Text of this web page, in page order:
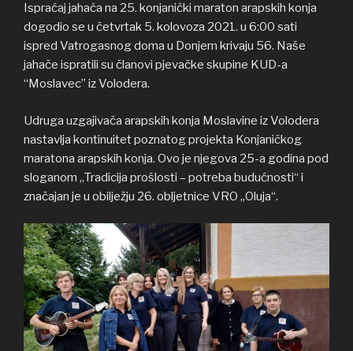
Ispraćaj jahača na 25. konjanički maraton arapskih konja
dogodio se u četvrtak 5. kolovoza 2021. u 6:00 sati
ispred Vatrogasnog doma u Donjem krivaju 56. Naše
jahače ispratili su članovi pjevačke skupine KUD-a
“Moslavec” iz Volodera.
Udruga uzgajivača arapskih konja Moslavine iz Volodera
nastavlja kontinuitet poznatog projekta Konjaničkog
maratona arapskih konja. Ovo je njegova 25-a godina pod
sloganom „Tradicija prošlosti – potreba budućnosti“ i
značajan je u obilježju 26. obljetnice VRO „Oluja“.